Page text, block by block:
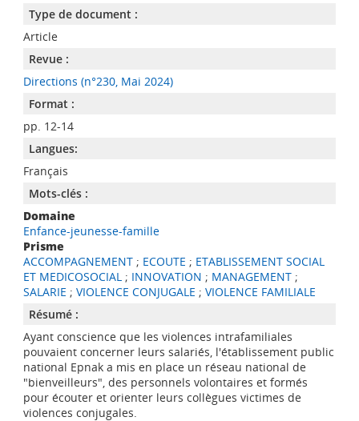
Type de document :
Article
Revue :
Directions (n°230, Mai 2024)
Format :
pp. 12-14
Langues:
Français
Mots-clés :
Domaine
Enfance-jeunesse-famille
Prisme
ACCOMPAGNEMENT; ECOUTE ; ETABLISSEMENT SOCIAL
ET MEDICOSOCIAL; INNOVATION ; MANAGEMENT;
SALARIE ; VIOLENCE CONJUGALE ; VIOLENCE FAMILIALE
Résumé :
Ayant conscience que les violences intrafamiliales
pouvaient concerner leurs salariés, l'établissement public
national Epnak a mis en place un réseau national de
"bienveilleurs", des personnels volontaires et formés
pour écouter et orienter leurs collègues victimes de
violences conjugales.